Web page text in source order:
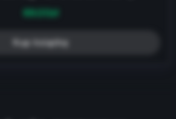
69.00zł
Kup książkę